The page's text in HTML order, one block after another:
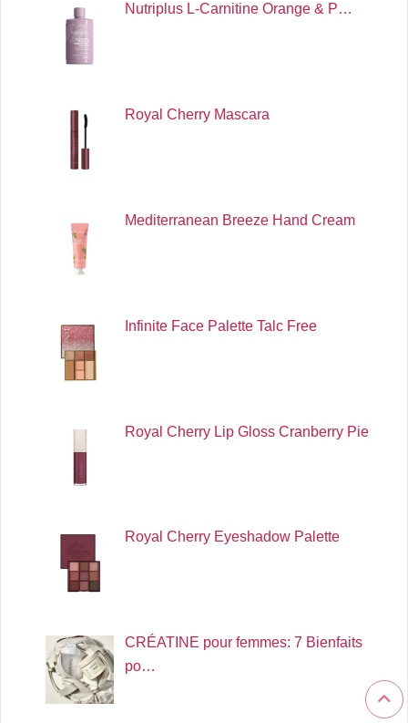
Nutriplus L-Carnitine Orange & P…
Royal Cherry Mascara
Mediterranean Breeze Hand Cream
Infinite Face Palette Talc Free
Royal Cherry Lip Gloss Cranberry Pie
Royal Cherry Eyeshadow Palette
CRÉATINE pour femmes: 7 Bienfaits
po…